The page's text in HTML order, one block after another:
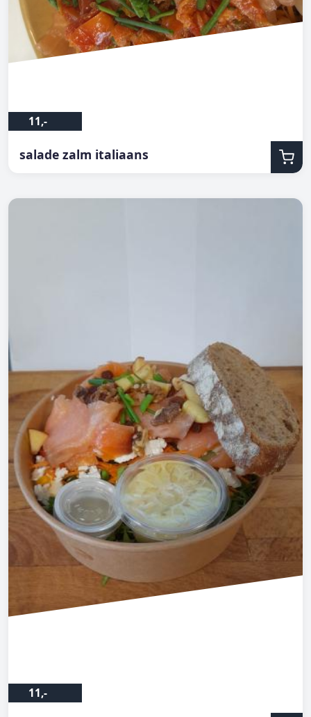
11,-
salade zalm italiaans
11,-